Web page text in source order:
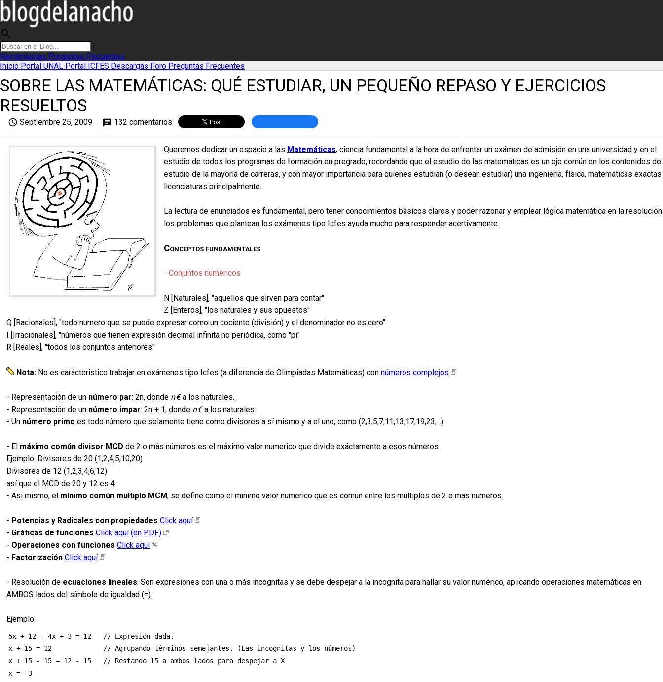
search
Herramientas Preguntas Frecuentes
Inicio Portal UNAL Portal ICFES Descargas Foro Preguntas Frecuentes
SOBRE LAS MATEMÁTICAS: QUÉ ESTUDIAR, UN PEQUEÑO REPASO Y EJERCICIOS
RESUELTOS
access_time Septiembre 25, 2009 chat 132 comentarios
Queremos dedicar un espacio a las Matemáticas, ciencia fundamental a la hora de enfrentar un exámen de admisión en una universidad y en el
estudio de todos los programas de formación en pregrado, recordando que el estudio de las matemáticas es un eje común en los contenidos de
estudio de la mayoría de carreras, y con mayor importancia para quienes estudian (o desean estudiar) una ingenieria, física, matemáticas exactas
licenciaturas principalmente.
La lectura de enunciados es fundamental, pero tener conocimientos básicos claros y poder razonar y emplear lógica matemática en la
los problemas que plantean los exámenes tipo Icfes ayuda mucho para responder acertivamente.
Conceptos fundamentales
- Conjuntos numéricos
N [Naturales], "aquellos que sirven para contar"
Z [Enteros], "los naturales y sus opuestos"
Q [Racionales], "todo numero que se puede expresar como un cociente (división) y el denominador no es cero"
I [Irracionales], "números que tienen expresión decimal infinita no periódica, como "pi"
R [Reales], "todos los conjuntos anteriores"
Nota: No es carácteristico trabajar en exámenes tipo Icfes (a diferencia de Olimpiadas Matemáticas) con números complejos
- Representación de un número par: 2n, donde n€a los naturales.
- Representación de un número impar: 2n + 1, donde n€a los naturales.
- Un número primo es todo número que solamente tiene como divisores a sí mismo y a el uno, como (2,3,5,7,11,13,17,19,23,...)
- El máximo común divisor MCD de 2 o más números es el máximo valor numerico que divide exáctamente a esos números.
Ejemplo: Divisores de 20 (1,2,4,5,10,20)
Divisores de 12 (1,2,3,4,6,12)
así que el MCD de 20 y 12 es 4
- Así mismo, el mínimo común multiplo MCM, se define como el mínimo valor numerico que es común entre los múltiplos de 2 o mas números.
- Potencias y Radicales con propiedades Click aquí
- Gráficas de funciones Click aquí (en PDF)
- Operaciones con funciones Click aquí
- Factorización Click aquí
- Resolución de ecuaciones lineales: Son expresiones con una o más incognitas y se debe despejar a la incognita para hallar su valor numérico, aplicando operaciones matemáticas en
AMBOS lados del símbolo de igualdad (=).
Ejemplo:
5x + 12 - 4x + 3 = 12   // Expresión dada.
x + 15 = 12             // Agrupando términos semejantes. (Las incognitas y los números)
x + 15 - 15 = 12 - 15   // Restando 15 a ambos lados para despejar a X